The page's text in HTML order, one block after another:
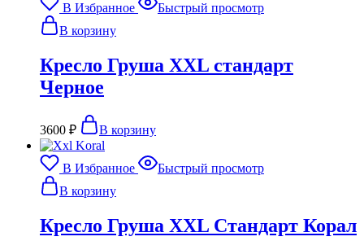
В Избранное
Быстрый просмотр
В корзину
Кресло Груша XXL стандарт
Черное
3600 ₽ В корзину
В Избранное
Быстрый просмотр
В корзину
Кресло Груша XXL Стандарт Корал